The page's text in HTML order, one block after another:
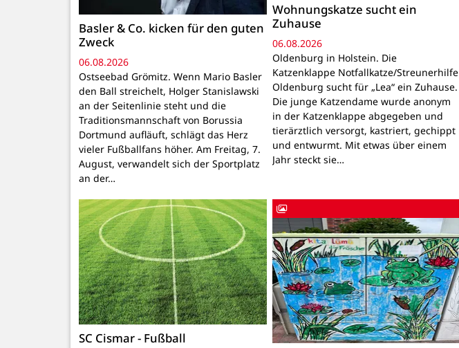
Basler & Co. kicken für den guten
Zweck
06.08.2026
Ostseebad Grömitz. Wenn Mario Basler
den Ball streichelt, Holger Stanislawski
an der Seitenlinie steht und die
Traditionsmannschaft von Borussia
Dortmund aufläuft, schlägt das Herz
vieler Fußballfans höher. Am Freitag, 7.
August, verwandelt sich der Sportplatz
an der…
Wohnungskatze sucht ein
Zuhause
06.08.2026
Oldenburg in Holstein. Die
Katzenklappe Notfallkatze/Streunerhilfe
Oldenburg sucht für „Lea“ ein Zuhause.
Die junge Katzendame wurde anonym
in der Katzenklappe abgegeben und
tierärztlich versorgt, kastriert, gechippt
und entwurmt. Mit etwas über einem
Jahr steckt sie…
SC Cismar - Fußball